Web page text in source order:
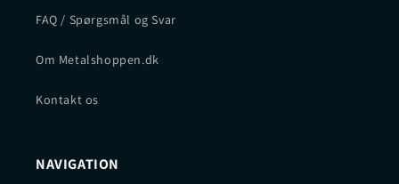
FAQ / Spørgsmål og Svar
Om Metalshoppen.dk
Kontakt os
NAVIGATION